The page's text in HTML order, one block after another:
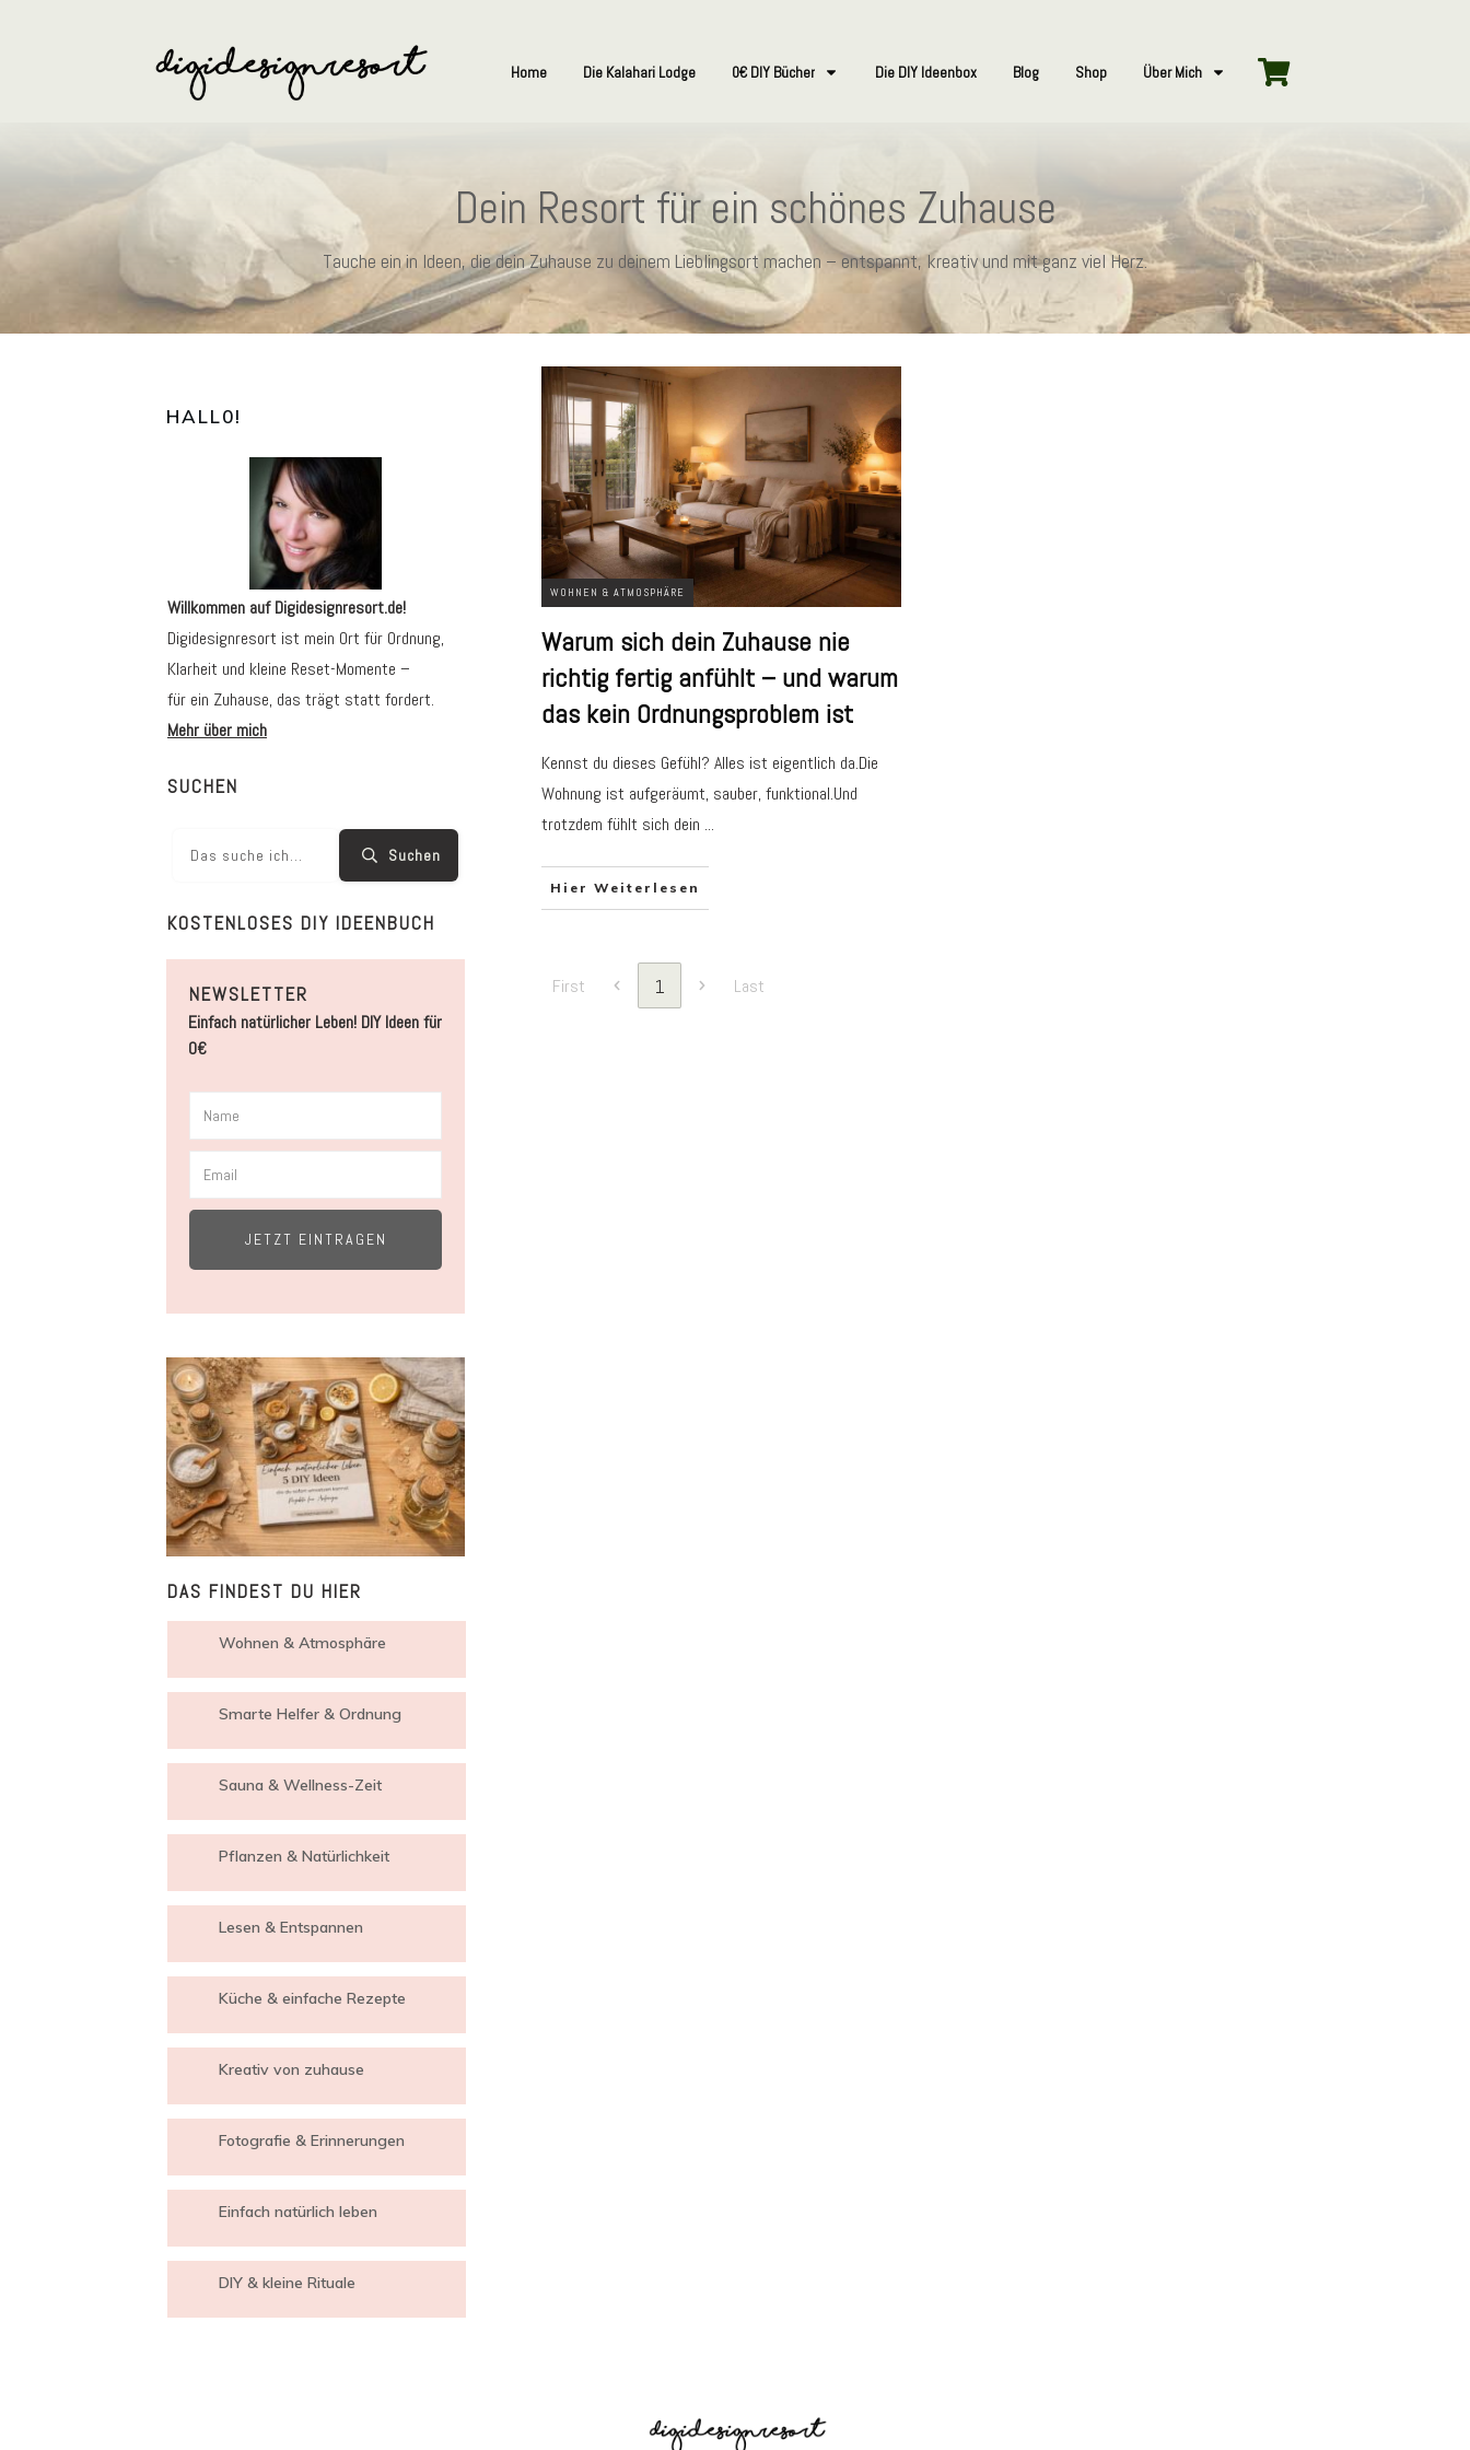
Home Die Kalahari Lodge 0€ DIY Bücher Die DIY Ideenbox Blog Shop Über Mich
Dein Resort für ein schönes Zuhause
Tauche ein in Ideen, die dein Zuhause zu deinem Lieblingsort machen – entspannt, kreativ und mit ganz viel Herz.
WOHNEN & ATMOSPHÄRE
Warum sich dein Zuhause nie
richtig fertig anfühlt – und warum
das kein Ordnungsproblem ist
Kennst du dieses Gefühl? Alles ist eigentlich da.Die
Wohnung ist aufgeräumt, sauber, funktional.Und
trotzdem fühlt sich dein ...
Hier Weiterlesen
First 1 Last
HALL0!
Willkommen auf Digidesignresort.de!
Digidesignresort ist mein Ort für Ordnung,
Klarheit und kleine Reset-Momente –
für ein Zuhause, das trägt statt fordert.
Mehr über mich
SUCHEN
Suchen
KOSTENLOSES DIY IDEENBUCH
NEWSLETTER
Einfach natürlicher Leben! DIY Ideen für
0€
JETZT EINTRAGEN
DAS FINDEST DU HIER
Wohnen & Atmosphäre
Smarte Helfer & Ordnung
Sauna & Wellness-Zeit
Pflanzen & Natürlichkeit
Lesen & Entspannen
Küche & einfache Rezepte
Kreativ von zuhause
Fotografie & Erinnerungen
Einfach natürlich leben
DIY & kleine Rituale